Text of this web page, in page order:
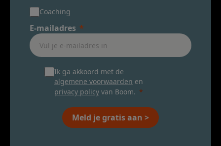
Coaching
E-mailadres
Ik ga akkoord met de
algemene voorwaarden en
privacy policy van Boom.
Meld je gratis aan >